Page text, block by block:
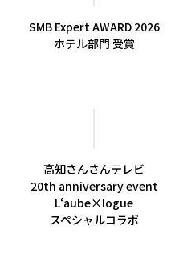
SMB Expert AWARD 2026
ホテル部門 受賞
高知さんさんテレビ
20th anniversary event
L‘aube×logue
スペシャルコラボ